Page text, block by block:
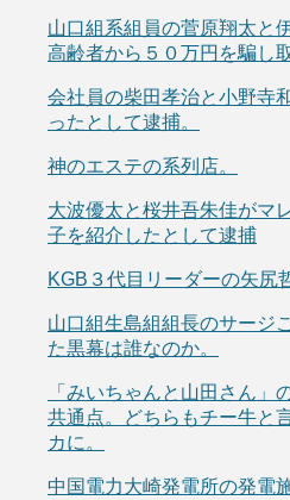
山口組系組員の菅原翔太と
高齢者から５０万円を騙し
会社員の柴田孝治と小野寺
ったとして逮捕。
神のエステの系列店。
大波優太と桜井吾朱佳がマ
子を紹介したとして逮捕
KGB３代目リーダーの矢尻
山口組生島組組長のサージ
た黒幕は誰なのか。
「みいちゃんと山田さん」
共通点。どちらもチー牛と
カに。
中国電力大崎発電所の発電